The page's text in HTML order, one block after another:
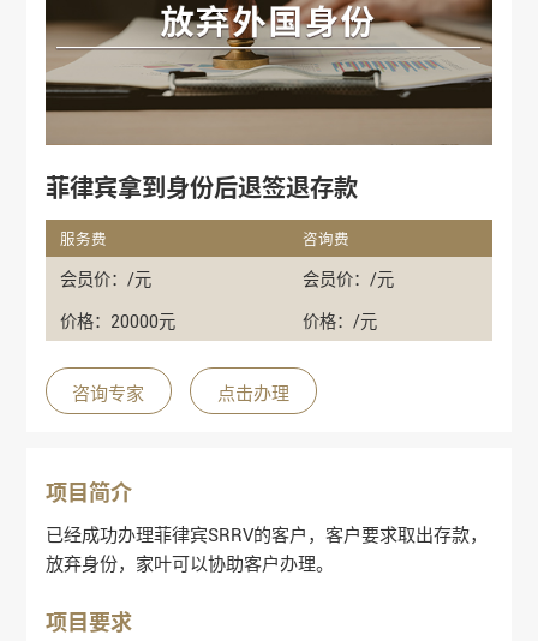
菲律宾拿到身份后退签退存款
服务费 咨询费
会员价：/元 会员价：/元
价格：20000元 价格：/元
咨询专家 点击办理
项目简介
已经成功办理菲律宾SRRV的客户，客户要求取出存款，
放弃身份，家叶可以协助客户办理。
项目要求